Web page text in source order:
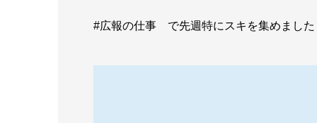
#広報の仕事 で先週特にスキを集めました